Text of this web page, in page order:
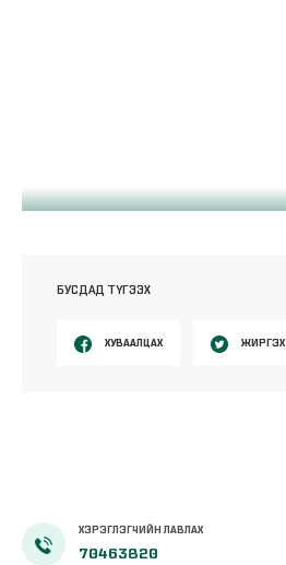
БУСДАД ТҮГЭЭХ
ХУВААЛЦАХ ЖИРГЭХ
ХЭРЭГЛЭГЧИЙН ЛАВЛАХ
70463820